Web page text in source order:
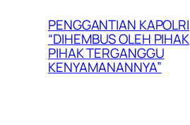
PENGGANTIAN KAPOLRI
“DIHEMBUS OLEH PIHAK
PIHAK TERGANGGU
KENYAMANANNYA”